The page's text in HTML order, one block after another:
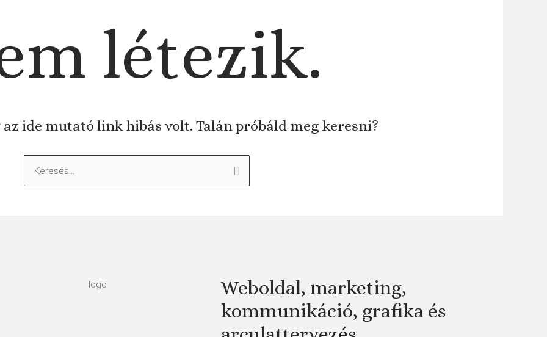
létezik.
ide mutató link hibás volt. Talán próbáld meg keresni?
Keresés:
Weboldal, marketing,
kommunikáció, grafika és